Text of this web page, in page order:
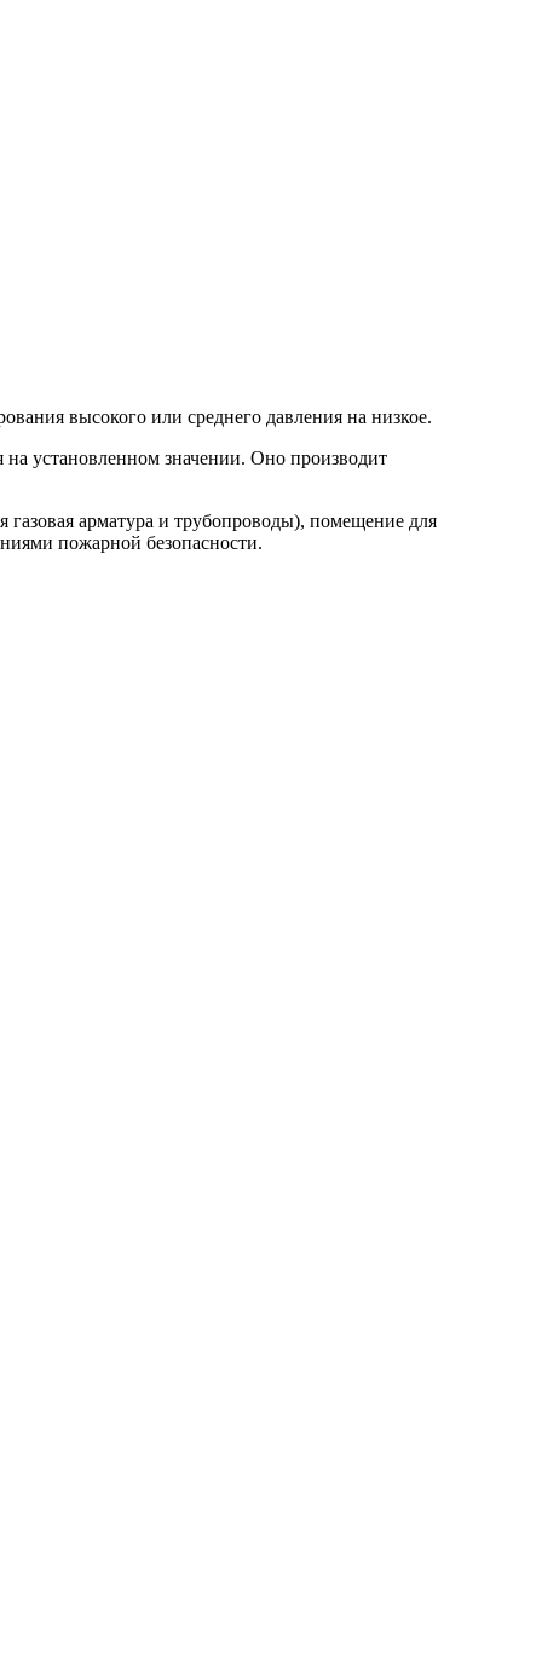
высокого или среднего давления на низкое.
установленном значении. Оно производит
арматура и трубопроводы), помещение для
пожарной безопасности.